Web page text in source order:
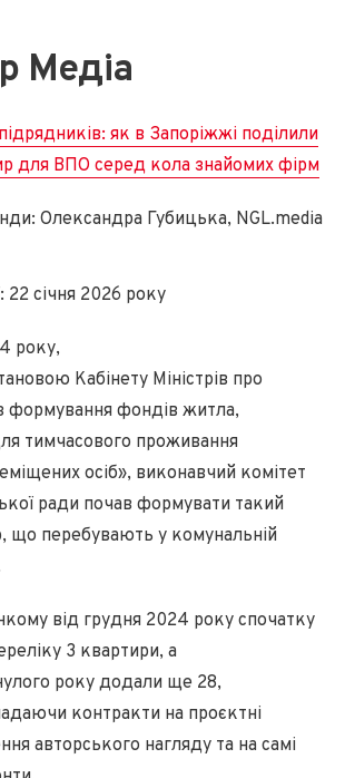
Медіа
як в Запоріжжі поділили
для ВПО серед кола знайомих фірм
Олександра Губицька, NGL.media
22 січня 2026 року
року,
Кабінету Міністрів про
формування фондів житла,
тимчасового проживання
осіб», виконавчий комітет
ради почав формувати такий
що перебувають у комунальній
від грудня 2024 року спочатку
3 квартири, а
року додали ще 28,
контракти на проєктні
авторського нагляду та на самі